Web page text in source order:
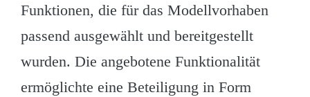
Funktionen, die für das Modellvorhaben
passend ausgewählt und bereitgestellt
wurden. Die angebotene Funktionalität
ermöglichte eine Beteiligung in Form